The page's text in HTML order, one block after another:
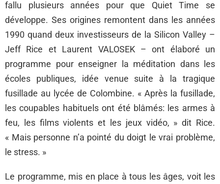
fallu plusieurs années pour que Quiet Time se
développe. Ses origines remontent dans les années
1990 quand deux investisseurs de la Silicon Valley –
Jeff Rice et Laurent VALOSEK – ont élaboré un
programme pour enseigner la méditation dans les
écoles publiques, idée venue suite à la tragique
fusillade au lycée de Colombine. « Après la fusillade,
les coupables habituels ont été blâmés: les armes à
feu, les films violents et les jeux vidéo, » dit Rice.
« Mais personne n’a pointé du doigt le vrai problème,
le stress. »
Le programme, mis en place à tous les âges, voit les